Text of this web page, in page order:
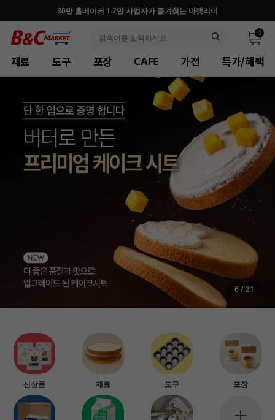
반포, 홍대, 성수 플래그십 매장, 7천 가지 상품 보유
0
재료 도구 포장 CAFE 가전 특가/혜택
6/21
신상품 재료 도구 포장